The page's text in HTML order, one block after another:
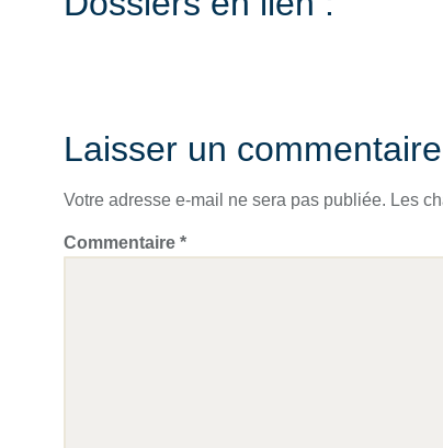
Laisser un commentaire
Votre adresse e-mail ne sera pas publiée. Les
Commentaire *